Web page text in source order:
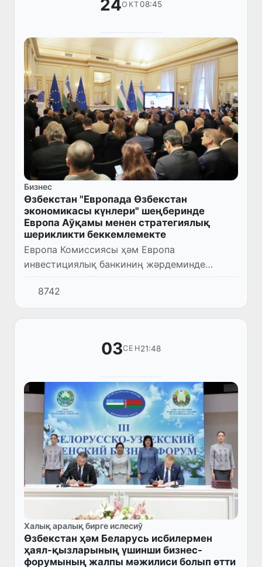
24ОКТ08:45
Бизнес
Өзбекстан "Европада Өзбекстан
экономикасы күнлери" шеңберинде
Европа Аўқамы менен стратегиялық
шерикликти беккемлемекте
Европа Комиссиясы ҳәм Европа
инвестициялық банкиниң жәрдеминде
Өзбекстан Инвестициялар, санаат ҳәм саўда
министрлиги тәрепинен EuroUz
ассоциациясы менен биргеликте Брюсселде
"Европ...
8742
03СЕН21:48
Халық аралық бирге ислесиў
Өзбекстан ҳәм Беларусь исбилермен
ҳаял-қызларының үшинши бизнес-
форумының жалпы мәжилиси болып өтти